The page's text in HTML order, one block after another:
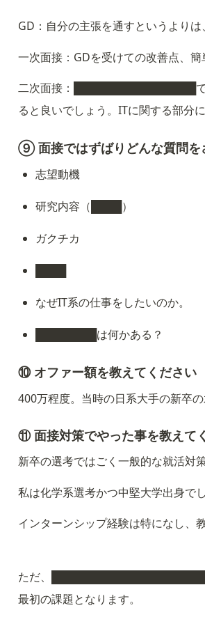
GD：自分の主張を通すというより
一次面接：GDを受けての改善点、簡
二次面接：████████████████
ると良いでしょう。ITに関する部分
⑨ 面接ではずばりどんな質問を
志望動機
研究内容（████）
ガクチカ
なぜIT系の仕事をしたいのか。
████████は何かある？
⑩ オファー額を教えてください
400万程度。当時の日系大手の新卒
⑪ 面接対策でやった事を教えて
新卒の選考ではごく一般的な就活対
私は化学系選考かつ中堅大学出身で
インターンシップ経験は特になし、
ただ、
最初の課題となります。